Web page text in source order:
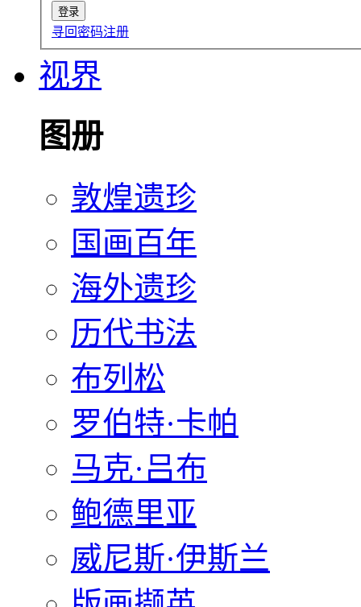
寻回密码注册
视界
图册
敦煌遗珍
国画百年
海外遗珍
历代书法
布列松
罗伯特·卡帕
马克·吕布
鲍德里亚
威尼斯·伊斯兰